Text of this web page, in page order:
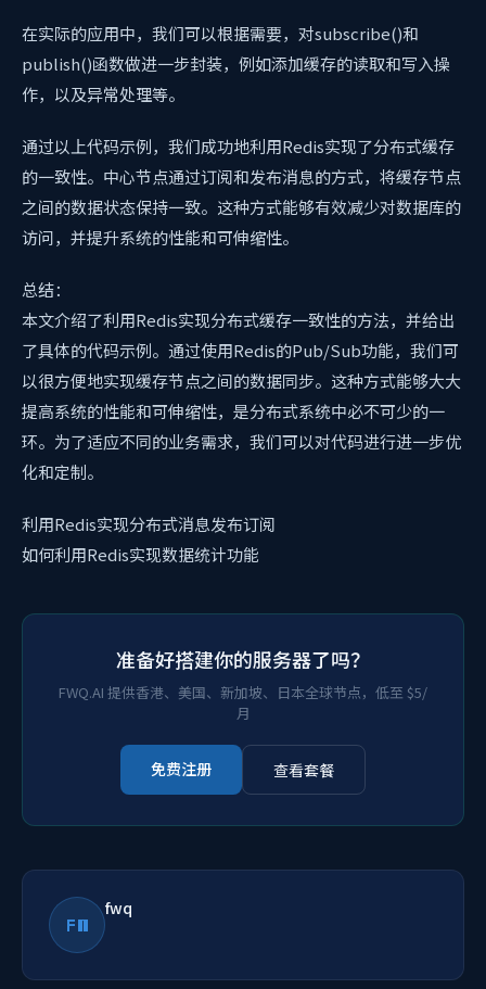
在实际的应用中，我们可以根据需要，对subscribe()和
publish()函数做进一步封装，例如添加缓存的读取和写入操
作，以及异常处理等。
通过以上代码示例，我们成功地利用Redis实现了分布式缓存
的一致性。中心节点通过订阅和发布消息的方式，将缓存节点
之间的数据状态保持一致。这种方式能够有效减少对数据库的
访问，并提升系统的性能和可伸缩性。
总结：
本文介绍了利用Redis实现分布式缓存一致性的方法，并给出
了具体的代码示例。通过使用Redis的Pub/Sub功能，我们可
以很方便地实现缓存节点之间的数据同步。这种方式能够大大
提高系统的性能和可伸缩性，是分布式系统中必不可少的一
环。为了适应不同的业务需求，我们可以对代码进行进一步优
化和定制。
利用Redis实现分布式消息发布订阅
如何利用Redis实现数据统计功能
准备好搭建你的服务器了吗？
FWQ.AI 提供香港、美国、新加坡、日本全球节点，低至 $5/
月
免费注册 查看套餐
FW
fwq